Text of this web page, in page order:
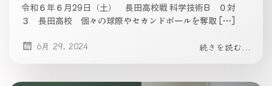
令和６年６月29日（土） 長田高校戦 科学技術B ０対
３ 長田高校 個々の球際やセカンドボールを奪取 […]
6月 29, 2024 続きを読む...